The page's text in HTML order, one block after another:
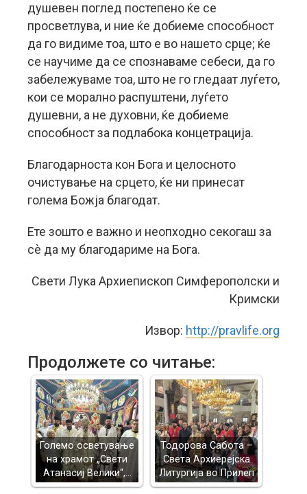
душевен поглед постепено ќе се
просветлува, и ние ќе добиеме способност
да го видиме тоа, што е во нашето срце; ќе
се научиме да се спознаваме себеси, да го
забележуваме тоа, што не го гледаат луѓето,
кои се морално распуштени, луѓето
душевни, а не духовни, ќе добиеме
способност за подлабока концетрација.
Благодарноста кон Бога и целосното
очистување на срцето, ќе ни принесат
голема Божја благодат.
Ете зошто е важно и неопходно секогаш за
сè да му благодариме на Бога.
Свети Лука Архиепископ Симферополски и
Кримски
Извор: http://pravlife.org
Продолжете со читање:
Големо осветување
на храмот „Свети
Атанасиј Велики“,…
Тодорова Сабота –
Света Архиерејска
Литургија во Прилеп